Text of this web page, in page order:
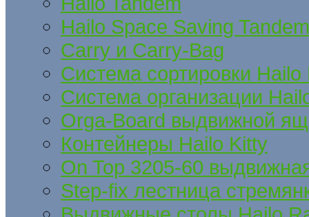
Hailo Space Saving Tandem
Carry и Carry-Bag
Система сортировки Hailo
Система организации
Orga-Board выдвижной
Контейнеры Hailo Kitty
On Top 3205-60
Step-fix лестница